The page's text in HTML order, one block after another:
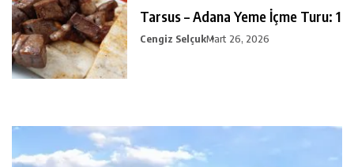
Tarsus – Adana Yeme İçme Turu: 1
Cengiz SelçukMart 26, 2026